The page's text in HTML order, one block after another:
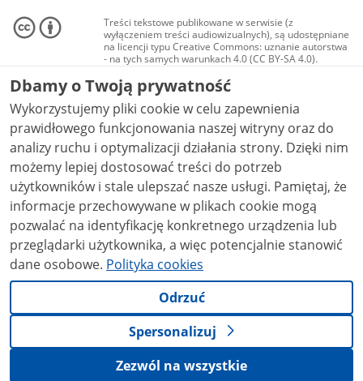
Treści tekstowe publikowane w serwisie (z
wyłączeniem treści audiowizualnych), są udostępniane
na licencji typu Creative Commons: uznanie autorstwa
- na tych samych warunkach 4.0 (CC BY-SA 4.0).
Materiały audiowizualne, w tym zdjęcia, materiały
audio i wideo, są udostępniane na licencji typu
Creative Commons: uznanie autorstwa użycie
niekomercyjne - bez utworów zależnych 4.0 (CC BY-
NC-ND 4.0), o ile nie jest to stwierdzone inaczej.
Dbamy o Twoją prywatność
Wykorzystujemy pliki cookie w celu zapewnienia
prawidłowego funkcjonowania naszej witryny oraz do
analizy ruchu i optymalizacji działania strony. Dzięki nim
możemy lepiej dostosować treści do potrzeb
użytkowników i stale ulepszać nasze usługi. Pamiętaj, że
informacje przechowywane w plikach cookie mogą
pozwalać na identyfikację konkretnego urządzenia lub
przeglądarki użytkownika, a więc potencjalnie stanowić
dane osobowe. Polityka cookies
Odrzuć
Spersonalizuj
Zezwól na wszystkie